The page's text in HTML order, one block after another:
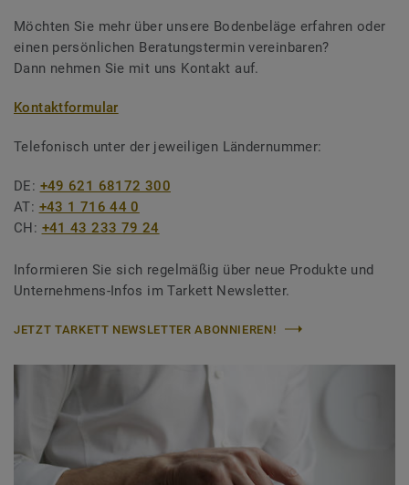
Möchten Sie mehr über unsere Bodenbeläge erfahren oder
einen persönlichen Beratungstermin vereinbaren?
Dann nehmen Sie mit uns Kontakt auf.
Kontaktformular
Telefonisch unter der jeweiligen Ländernummer:
DE: +49 621 68172 300
AT: +43 1 716 44 0
CH: +41 43 233 79 24
Informieren Sie sich regelmäßig über neue Produkte und
Unternehmens-Infos im Tarkett Newsletter.
JETZT TARKETT NEWSLETTER ABONNIEREN!